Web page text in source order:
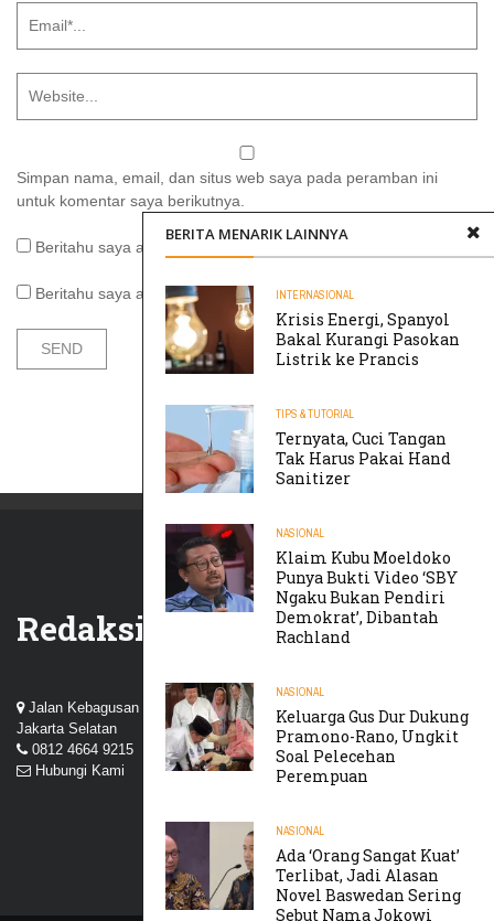
Simpan nama, email, dan situs web saya pada peramban ini
untuk komentar saya berikutnya.
Beritahu saya akan tindak lanjut komentar melalui surel.
Beritahu saya akan tulisan baru melalui surel.
BERITA MENARIK LAINNYA
INTERNASIONAL
Krisis Energi, Spanyol
Bakal Kurangi Pasokan
Listrik ke Prancis
TIPS & TUTORIAL
Ternyata, Cuci Tangan
Tak Harus Pakai Hand
Sanitizer
NASIONAL
Klaim Kubu Moeldoko
Punya Bukti Video ‘SBY
Ngaku Bukan Pendiri
Demokrat’, Dibantah
Rachland
NASIONAL
Keluarga Gus Dur Dukung
Pramono-Rano, Ungkit
Soal Pelecehan
Perempuan
NASIONAL
Ada ‘Orang Sangat Kuat’
Terlibat, Jadi Alasan
Novel Baswedan Sering
Sebut Nama Jokowi
Redaksi
Jalan Kebagusan III, Perum Nuansa Kebagusan, Pasar Minggu,
Jakarta Selatan
0812 4664 9215
Hubungi Kami